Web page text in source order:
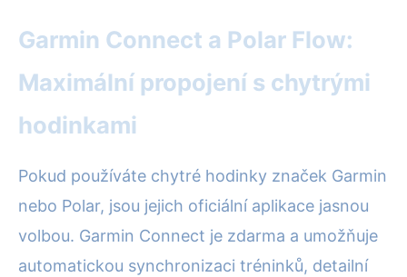
Garmin Connect a Polar Flow:
Maximální propojení s chytrými
hodinkami
Pokud používáte chytré hodinky značek Garmin
nebo Polar, jsou jejich oficiální aplikace jasnou
volbou. Garmin Connect je zdarma a umožňuje
automatickou synchronizaci tréninků, detailní